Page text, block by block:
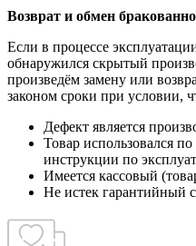
Возврат и обмен
Если в процессе
обнаружился скрытый
произведём замену или
законом сроки при условии,
Дефект является
Товар использовался
инструкции по
Имеется кассовый
Не истек гарантийный